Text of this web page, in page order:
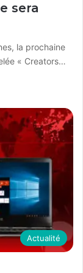
sera
la prochaine
« Creators…
Actualité